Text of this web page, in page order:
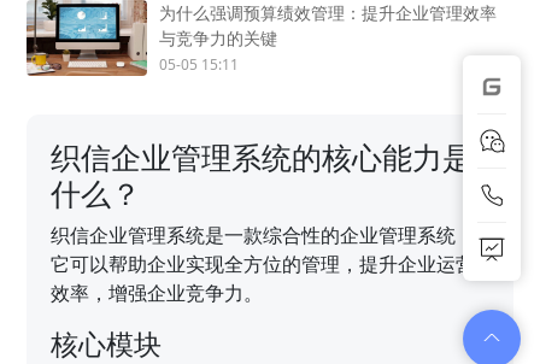
为什么强调预算绩效管理：提升企业管理效率
与竞争力的关键
05-05 15:11
织信企业管理系统的核心能力是
什么？
织信企业管理系统是一款综合性的企业管理系统，
它可以帮助企业实现全方位的管理，提升企业运营
效率，增强企业竞争力。
核心模块